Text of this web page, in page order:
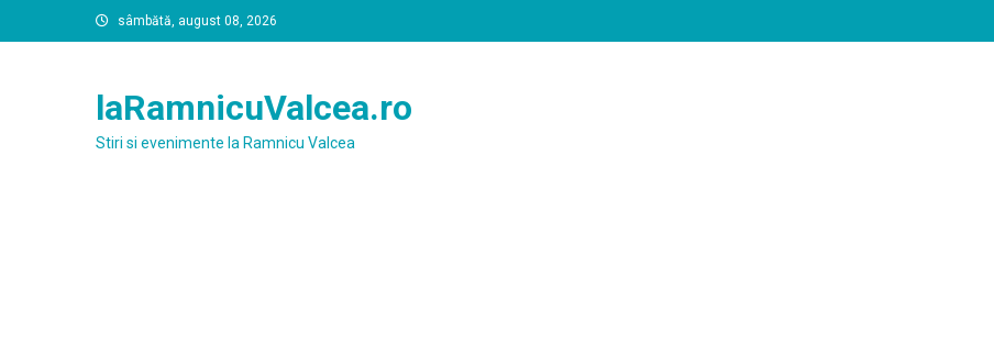
to
sâmbătă, august 08, 2026
laRamnicuValcea.ro
Stiri si evenimente la Ramnicu Valcea